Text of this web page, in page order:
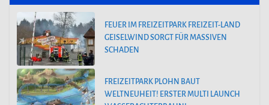
FEUER IM FREIZEITPARK FREIZEIT-LAND
GEISELWIND SORGT FÜR MASSIVEN
SCHADEN
FREIZEITPARK PLOHN BAUT
WELTNEUHEIT! ERSTER MULTI LAUNCH